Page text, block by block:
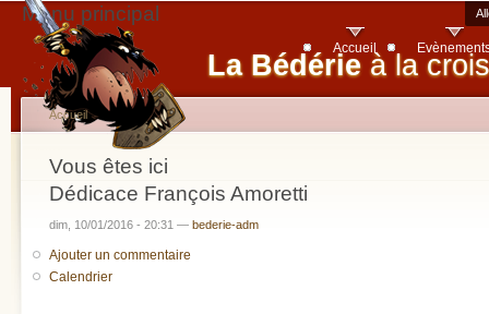
La Bédérie à la
Menu principal
Accueil
Vous êtes ici
Accueil
Dédicace François Amoretti
dim, 10/01/2016 - 20:31 — bederie-adm
Ajouter un commentaire
Calendrier